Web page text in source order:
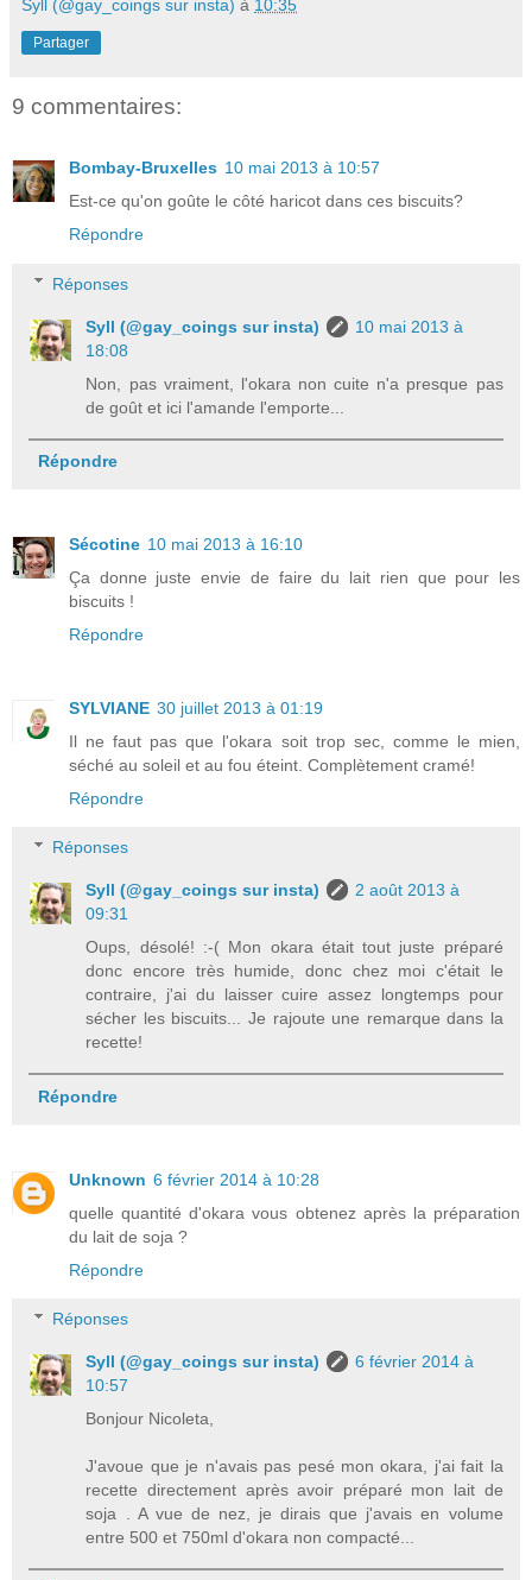
Syll (@gay_coings sur insta) à 10:35
Partager
9 commentaires:
Bombay-Bruxelles 10 mai 2013 à 10:57
Est-ce qu'on goûte le côté haricot dans ces biscuits?
Répondre
Réponses
Syll (@gay_coings sur insta)
10 mai 2013 à
18:08
Non, pas vraiment, l'okara non cuite n'a presque pas
de goût et ici l'amande l'emporte...
Répondre
Sécotine 10 mai 2013 à 16:10
Ça donne juste envie de faire du lait rien que pour les
biscuits !
Répondre
SYLVIANE 30 juillet 2013 à 01:19
Il ne faut pas que l'okara soit trop sec, comme le mien,
séché au soleil et au fou éteint. Complètement cramé!
Répondre
Réponses
Syll (@gay_coings sur insta)
2 août 2013 à
09:31
Oups, désolé! :-( Mon okara était tout juste préparé
donc encore très humide, donc chez moi c'était le
contraire, j'ai du laisser cuire assez longtemps pour
sécher les biscuits... Je rajoute une remarque dans la
recette!
Répondre
Unknown 6 février 2014 à 10:28
quelle quantité d'okara vous obtenez après la préparation
du lait de soja ?
Répondre
Réponses
Syll (@gay_coings sur insta)
6 février 2014 à
10:57
Bonjour Nicoleta,
J'avoue que je n'avais pas pesé mon okara, j'ai fait la
recette directement après avoir préparé mon lait de
soja . A vue de nez, je dirais que j'avais en volume
entre 500 et 750ml d'okara non compacté...